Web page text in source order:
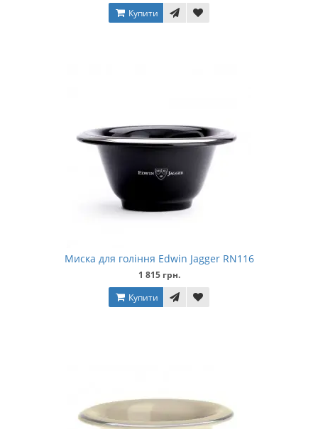
Купити
Миска для гоління Edwin Jagger RN116
1 815 грн.
Купити